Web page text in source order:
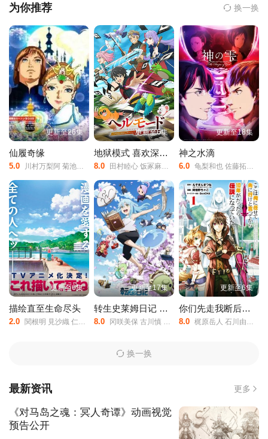
其是以‌蜜冈诺伦‌为目标的‌古波鲛信‌。此外，学校内还隐藏着名为“幻
N”，后者甚至成为学校的新校长。 随着剧情推进，大狼不仅要应对
日常校园生活，还要在‌保护诺伦、对抗敌对杀手、处理与前妻及旧
部的关系‌之间周旋，展开一场‌荒诞又热血的校园杀手物语‌‌。
为你推荐 换一换
更新至26集
仙履奇缘
5.0 川村万梨阿 菊池正美 三田友子 辻勉 中泽弥生
更新至6集
地狱模式 喜欢深入游戏的玩家在高难度的异世界中无双 第二季
8.0 田村睦心 饭冢麻结 畠中祐 千本木彩花 石川英郎 大原
更新至18集
神之水滴
6.0 龟梨和也 佐藤拓也 内田真礼
更新至6集
描绘直至生命尽头
2.0 関根明 見沙織 仁見紗綾良
更新至17集
转生史莱姆日记 关于我转生变成史莱姆这档事 第四季
8.0 冈咲美保 古川慎 千本木彩花 M·A·O
更新至6集
你们先走我断后，于是10年后我成为了传说
8.0 梶原岳人 石川由依 相良茉优 市道真央 小坂井祐莉绘
换一换
最新资讯 更多
《对马岛之魂：冥人奇谭》动画视觉
预告公开